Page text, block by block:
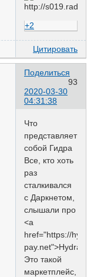
+2
Цитировать
Поделиться
93
2020-03-30
04:31:38
Что
представляет
собой Гидра
Все, кто хоть
раз
сталкивался
с Даркнетом,
слышали про
<a
href="https://hydra-
pay.net">Hydra</a>.
Это такой
маркетплейс,